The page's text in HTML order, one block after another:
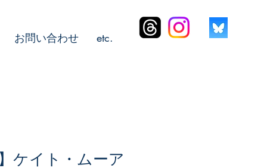
お問い合わせ etc.
ケイト・ムーア